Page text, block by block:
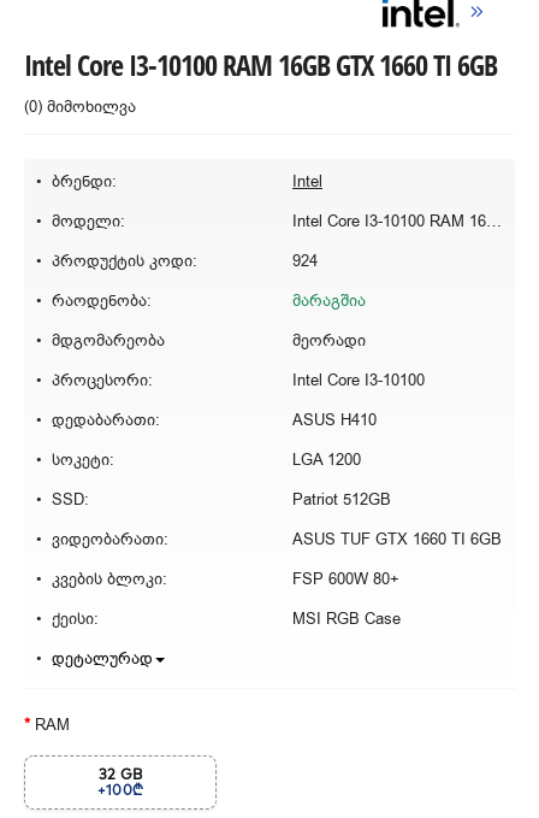
Intel Core I3-10100 RAM 16GB GTX 1660 TI 6GB
(0) მიმოხილვა
ბრენდი:
Intel
მოდელი:
Intel Core I3-10100 RAM 16GB GTX 1660 TI 6GB
პროდუქტის კოდი:
924
რაოდენობა:
მარაგშია
მდგომარეობა
მეორადი
პროცესორი:
Intel Core I3-10100
დედაბარათი:
ASUS H410
სოკეტი:
LGA 1200
SSD:
Patriot 512GB
ვიდეობარათი:
ASUS TUF GTX 1660 TI 6GB
კვების ბლოკი:
FSP 600W 80+
ქეისი:
MSI RGB Case
დეტალურად
RAM
32 GB
+100₾